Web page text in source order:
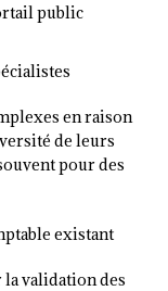
public
en raison
de leurs
pour des
existant
validation des